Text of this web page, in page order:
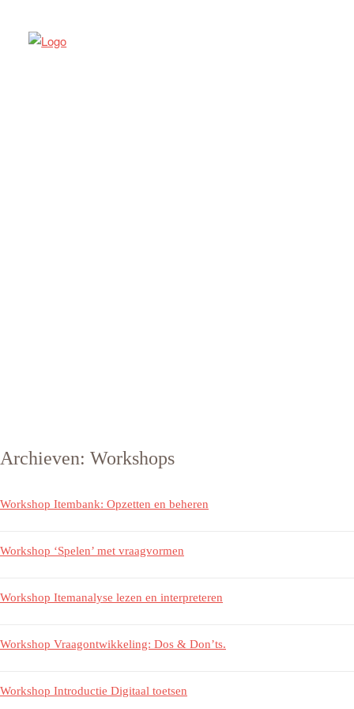
Archieven: Workshops
Workshop Itembank: Opzetten en beheren
Workshop ‘Spelen’ met vraagvormen
Workshop Itemanalyse lezen en interpreteren
Workshop Vraagontwikkeling: Dos & Don’ts.
Workshop Introductie Digitaal toetsen